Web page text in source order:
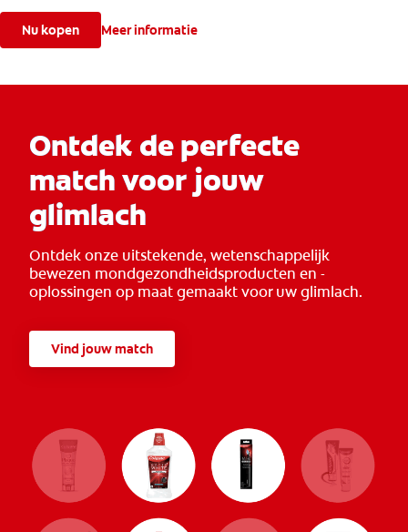
Nu kopen Meer informatie
Ontdek de perfecte
match voor jouw
glimlach
Ontdek onze uitstekende, wetenschappelijk
bewezen mondgezondheidsproducten en -
oplossingen op maat gemaakt voor uw glimlach.
Vind jouw match